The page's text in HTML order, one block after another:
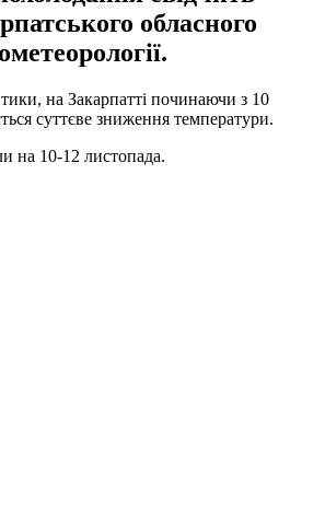
обласного
на Закарпатті починаючи з 10
суттєве зниження температури.
на 10-12 листопада.